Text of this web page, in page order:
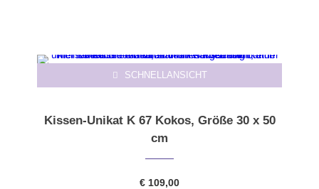
SCHNELLANSICHT
Kissen-Unikat K 67 Kokos, Größe 30 x 50
cm
€ 109,00